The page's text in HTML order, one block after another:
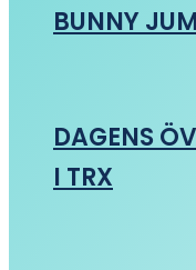
BUNNY
DAGENS
I TRX